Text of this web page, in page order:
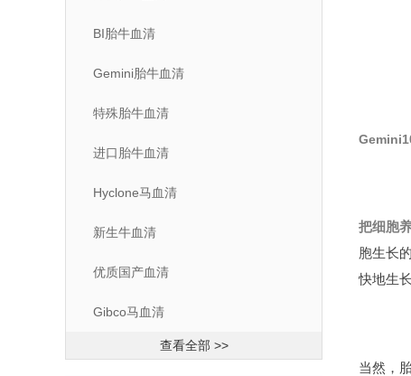
BI胎牛血清
Gemini胎牛血清
特殊胎牛血清
进口胎牛血清
Hyclone马血清
新生牛血清
优质国产血清
Gibco马血清
查看全部 >>
把细胞
胞生长
快地生长
当然，